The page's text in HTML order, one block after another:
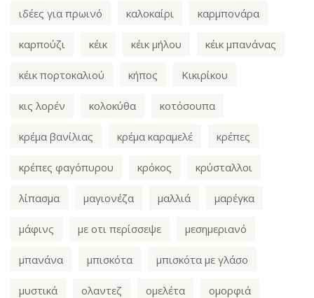
ιδέες για πρωινό καλοκαίρι καρμπονάρα
καρπούζι κέικ κέικ μήλου κέικ μπανάνας
κέικ πορτοκαλιού κήπος Κικιρίκου
κις λορέν κολοκύθα κοτόσουπα
κρέμα βανίλιας κρέμα καραμελέ κρέπες
κρέπες φαγόπυρου κρόκος κρύσταλλοι
λίπασμα μαγιονέζα μαλλιά μαρέγκα
μάφινς με οτι περίσσεψε μεσημεριανό
μπανάνα μπισκότα μπισκότα με γλάσο
μυστικά ολαντεζ ομελέτα ομορφιά